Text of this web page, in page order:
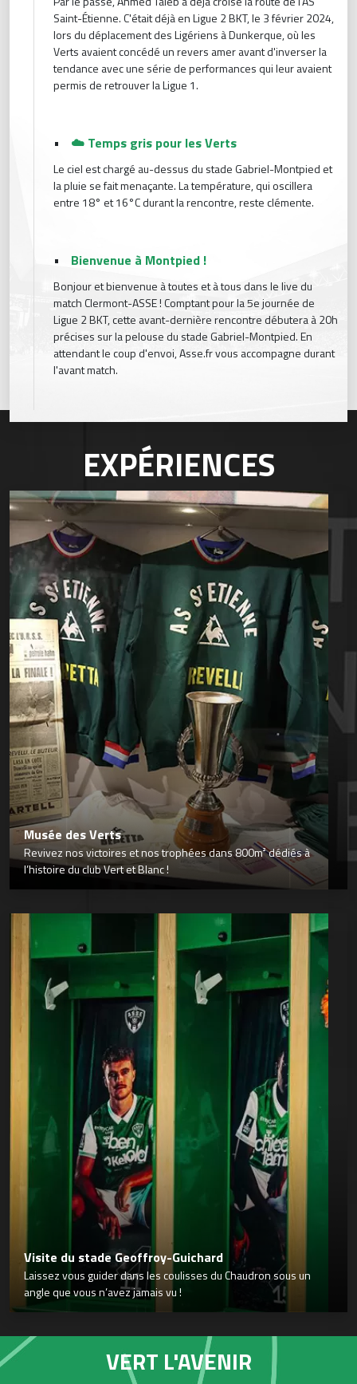
Saint-Étienne. C'était déjà en Ligue 2 BKT, le 3 février 2024,
lors du déplacement des Ligériens à Dunkerque, où les
Verts avaient concédé un revers amer avant d'inverser la
tendance avec une série de performances qui leur avaient
permis de retrouver la Ligue 1.
• ☁️ Temps gris pour les Verts
Le ciel est chargé au-dessus du stade Gabriel-Montpied et
la pluie se fait menaçante. La température, qui oscillera
entre 18° et 16°C durant la rencontre, reste clémente.
• Bienvenue à Montpied !
Bonjour et bienvenue à toutes et à tous dans le live du
match Clermont-ASSE ! Comptant pour la 5e journée de
Ligue 2 BKT, cette avant-dernière rencontre débutera à 20h
précises sur la pelouse du stade Gabriel-Montpied. En
attendant le coup d'envoi, Asse.fr vous accompagne durant
l'avant match.
EXPÉRIENCES
Musée des Verts
Revivez nos victoires et nos trophées dans 800m² dédiés à
l’histoire du club Vert et Blanc !
Visite du stade Geoffroy-Guichard
Laissez vous guider dans les coulisses du Chaudron sous un
angle que vous n’avez jamais vu !
VERT L'AVENIR